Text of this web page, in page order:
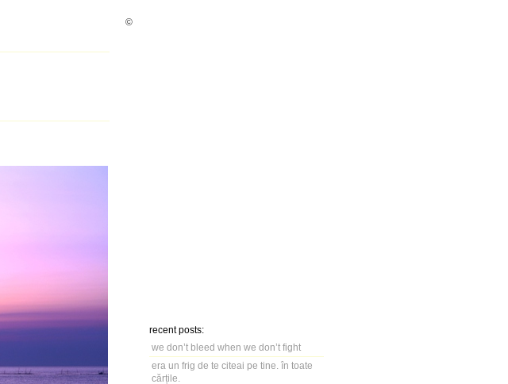
recent posts:
we don’t bleed when we don’t fight
era un frig de te citeai pe tine. în toate
cărțile.
©